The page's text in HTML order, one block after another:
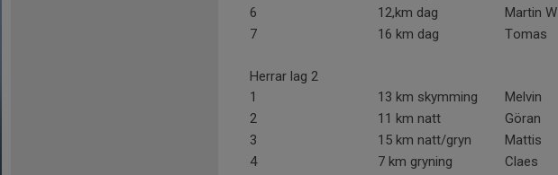
6
12,km dag
Martin W
7
16 km dag Tomas
Herrar lag 2
1
13 km skymming
Melvin
2
11 km natt
Göran
3
15 km natt/gryn
Mattis
4
7 km gryning
Claes